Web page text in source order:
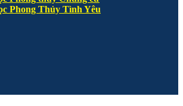
Phong Thủy Tình Yêu